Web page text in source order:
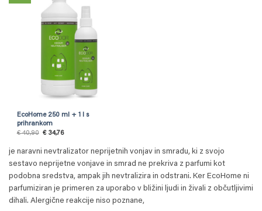
EcoHome 250 ml + 1 l s
prihrankom
€40,90 Izvirna
bila:
€34,76Trenutna
€ 34,76.
je naravni nevtralizator neprijetnih vonjav in smradu, ki z svojo
sestavo neprijetne vonjave in smrad ne prekriva z parfumi kot
podobna sredstva, ampak jih nevtralizira in odstrani. Ker EcoHome ni
parfumiziran je primeren za uporabo v bližini ljudi in živali z občutljivimi
dihali. Alergične reakcije niso poznane,